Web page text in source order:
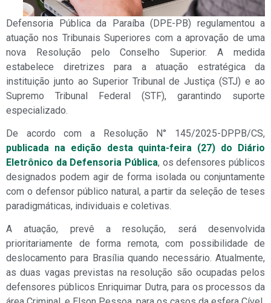
Defensoria Pública da Paraíba (DPE-PB) regulamentou a
atuação nos Tribunais Superiores com a aprovação de uma
nova Resolução pelo Conselho Superior. A medida
estabelece diretrizes para a atuação estratégica da
instituição junto ao Superior Tribunal de Justiça (STJ) e ao
Supremo Tribunal Federal (STF), garantindo suporte
especializado.
De acordo com a Resolução N° 145/2025-DPPB/CS,
publicada na edição desta quinta-feira (27) do Diário
Eletrônico da Defensoria Pública, os defensores públicos
designados podem agir de forma isolada ou conjuntamente
com o defensor público natural, a partir da seleção de teses
paradigmáticas, individuais e coletivas.
A atuação, prevê a resolução, será desenvolvida
prioritariamente de forma remota, com possibilidade de
deslocamento para Brasília quando necessário. Atualmente,
as duas vagas previstas na resolução são ocupadas pelos
defensores públicos Enriquimar Dutra, para os processos da